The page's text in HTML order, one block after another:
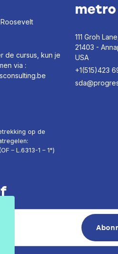
de cursus, kun je
via :
op de
– L.6313-1 – 1°)
111 Groh Lane,
21403 -
USA
+1(515)423